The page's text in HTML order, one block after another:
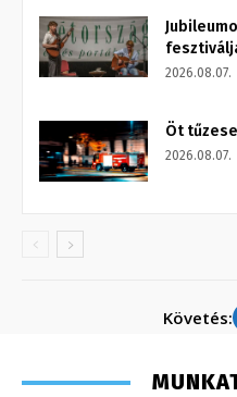
2026.08.07.
Öt
2026.08.07.
Követés: